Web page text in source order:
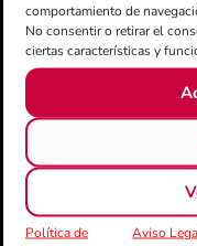
comportamiento de
No consentir o retirar el
ciertas características y
Política de
Aviso
CATEGORÍAS
50 Aniversario